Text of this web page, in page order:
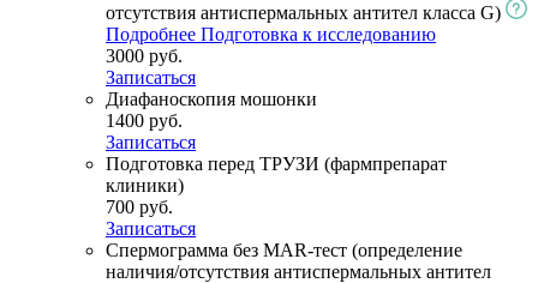
отсутствия антиспермальных антител класса G)
Подробнее Подготовка к исследованию
3000 руб.
Записаться
Диафаноскопия мошонки
1400 руб.
Записаться
Подготовка перед ТРУЗИ (фармпрепарат
клиники)
700 руб.
Записаться
Спермограмма без MAR-тест (определение
наличия/отсутствия антиспермальных антител